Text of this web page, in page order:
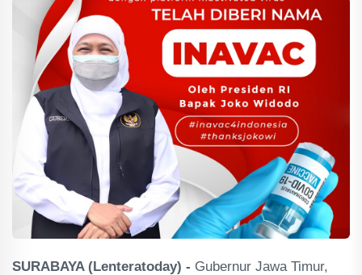
SURABAYA (Lenteratoday) - Gubernur Jawa Timur,